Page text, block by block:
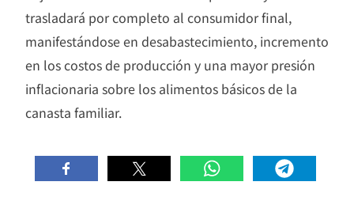
trasladará por completo al consumidor final,
manifestándose en desabastecimiento, incremento
en los costos de producción y una mayor presión
inflacionaria sobre los alimentos básicos de la
canasta familiar.